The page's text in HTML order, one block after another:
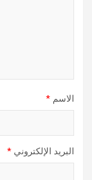
الاسم *
البريد الإلكتروني *